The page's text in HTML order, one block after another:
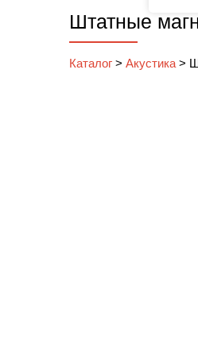
Штатные
Каталог > Акустика >